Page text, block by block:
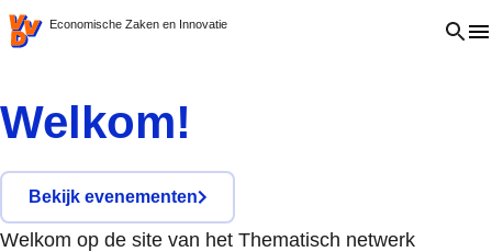
VVD.nlEconomische Zaken en Innovatie Open
Welkom!
Welkom op de site van het Thematisch netwerk
Bekijk evenementen